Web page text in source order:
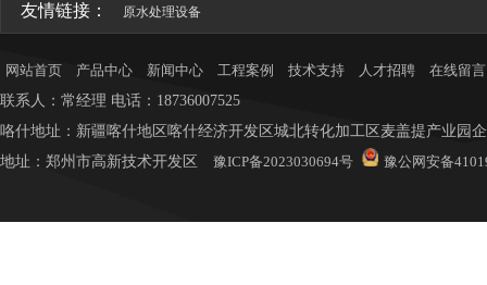
友情链接： 原水处理设备
网站首页 产品中心 新闻中心 工程案例 技术支持 人才招聘
在线留言
联系人：常经理 电话：18736007525
咯什地址：新疆喀什地区喀什经济开发区城北转化加工区麦盖提产业园
地址： 郑州市高新技术开发区 豫ICP备2023030694号 豫公网安备